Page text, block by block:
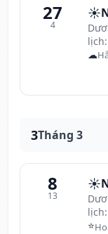
27
4
☀️
lịch:
☁
3Tháng 3
8
13
☀️
lịch:
⭐